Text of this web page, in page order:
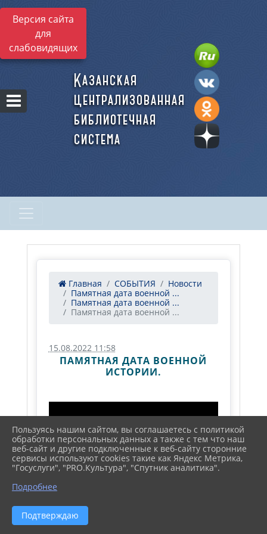
Версия сайта
для
слабовидящих
Казанская
централизованная
библиотечная
система
Главная СОБЫТИЯ
Новости
Памятная дата военной ...
Памятная дата военной ...
Памятная дата военной ...
15.08.2022 11:58
ПАМЯТНАЯ ДАТА ВОЕННОЙ
ИСТОРИИ.
Пользуясь нашим сайтом, вы соглашаетесь с политикой
обработки персональных данных а также с тем что наш
веб-сайт и другие подключенные к веб-сайту сторонние
сервисы используют cookies такие как Яндекс Метрика,
"Госуслуги", "PRO.Культура", "Спутник аналитика".
Подробнее
Подтверждаю